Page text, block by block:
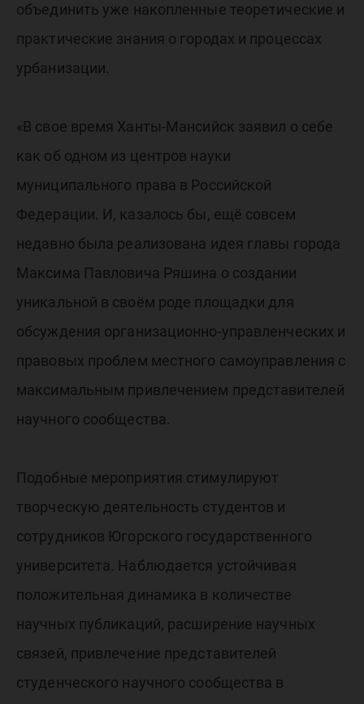
объединить уже накопленные теоретические и
практические знания о городах и процессах
урбанизации.
«В свое время Ханты-Мансийск заявил о себе
как об одном из центров науки
муниципального права в Российской
Федерации. И, казалось бы, ещё совсем
недавно была реализована идея главы города
Максима Павловича Ряшина о создании
уникальной в своём роде площадки для
обсуждения организационно-управленческих и
правовых проблем местного самоуправления с
максимальным привлечением представителей
научного сообщества.
Подобные мероприятия стимулируют
творческую деятельность студентов и
сотрудников Югорского государственного
университета. Наблюдается устойчивая
положительная динамика в количестве
научных публикаций, расширение научных
связей, привлечение представителей
студенческого научного сообщества в